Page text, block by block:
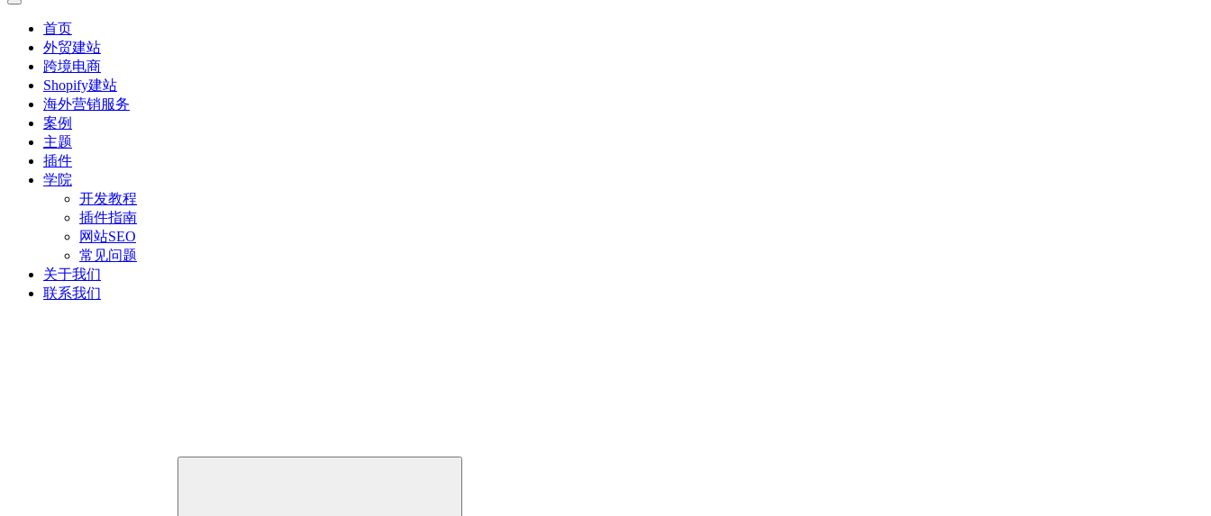
首页
外贸建站
跨境电商
Shopify建站
海外营销服务
案例
主题
插件
学院
开发教程
插件指南
网站SEO
常见问题
关于我们
联系我们